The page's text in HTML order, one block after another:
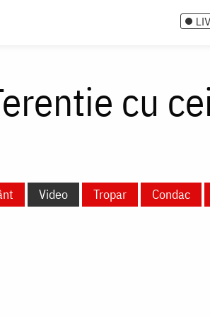
cu
Video Tropar Condac